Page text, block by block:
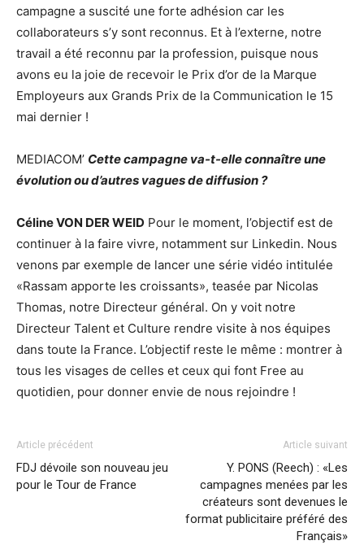
campagne a suscité une forte adhésion car les
collaborateurs s’y sont reconnus. Et à l’externe, notre
travail a été reconnu par la profession, puisque nous
avons eu la joie de recevoir le Prix d’or de la Marque
Employeurs aux Grands Prix de la Communication le 15
mai dernier !
MEDIACOM’ Cette campagne va-t-elle connaître une
évolution ou d’autres vagues de diffusion ?
Céline VON DER WEID Pour le moment, l’objectif est de
continuer à la faire vivre, notamment sur Linkedin. Nous
venons par exemple de lancer une série vidéo intitulée
«Rassam apporte les croissants», teasée par Nicolas
Thomas, notre Directeur général. On y voit notre
Directeur Talent et Culture rendre visite à nos équipes
dans toute la France. L’objectif reste le même : montrer à
tous les visages de celles et ceux qui font Free au
quotidien, pour donner envie de nous rejoindre !
Article précédent
FDJ dévoile son nouveau jeu
pour le Tour de France
Article suivant
Y. PONS (Reech) : «Les
campagnes menées par les
créateurs sont devenues le
format publicitaire préféré des
Français»